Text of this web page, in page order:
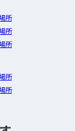
所
所
所
所
所